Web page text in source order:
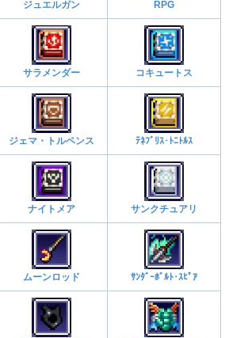
ジュエルガン RPG
サラメンダー コキュートス
ジェマ・トルペンス ﾃﾈﾌﾞﾘｽ･ﾄﾆﾄﾙｽ
ナイトメア サンクチュアリ
ムーンロッド ｻﾝﾀﾞｰﾎﾞﾙﾄ･ｽﾋﾟｱ